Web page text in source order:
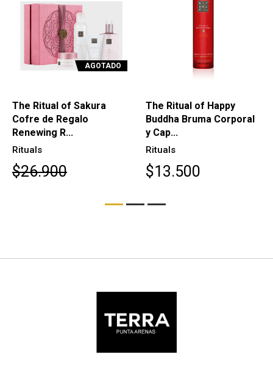
AGOTADO
The Ritual of Sakura
Cofre de Regalo
Renewing R...
Rituals
$26.900
The Ritual of Happy
Buddha Bruma Corporal
y Cap...
Rituals
$13.500